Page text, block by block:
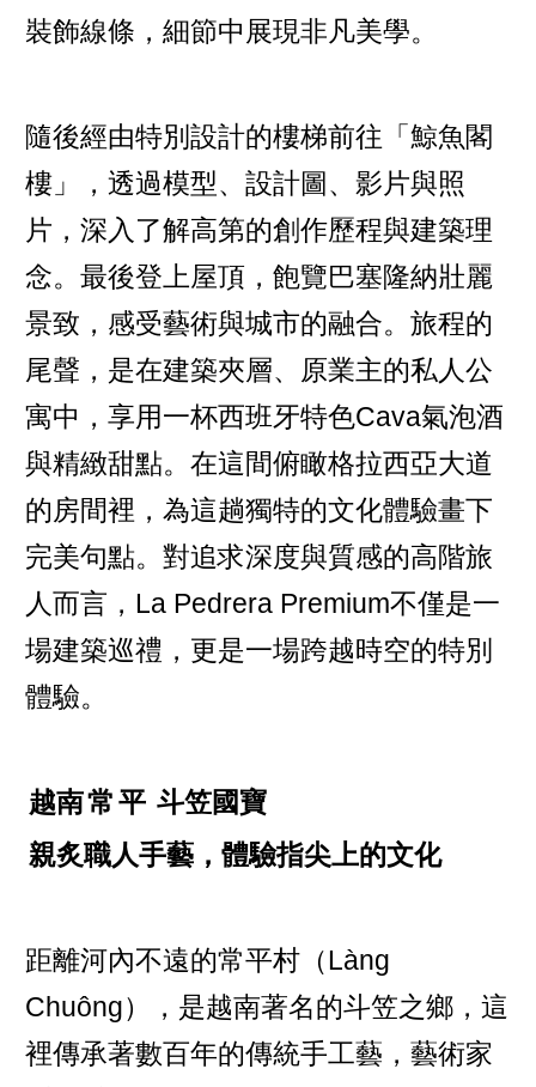
裝飾線條，細節中展現非凡美學。
隨後經由特別設計的樓梯前往「鯨魚閣
樓」，透過模型、設計圖、影片與照
片，深入了解高第的創作歷程與建築理
念。最後登上屋頂，飽覽巴塞隆納壯麗
景致，感受藝術與城市的融合。旅程的
尾聲，是在建築夾層、原業主的私人公
寓中，享用一杯西班牙特色Cava氣泡酒
與精緻甜點。在這間俯瞰格拉西亞大道
的房間裡，為這趟獨特的文化體驗畫下
完美句點。對追求深度與質感的高階旅
人而言，La Pedrera Premium不僅是一
場建築巡禮，更是一場跨越時空的特別
體驗。
越南常平 斗笠國寶
親炙職人手藝，體驗指尖上的文化
距離河內不遠的常平村（Làng
Chuông），是越南著名的斗笠之鄉，這
裡傳承著數百年的傳統手工藝，藝術家